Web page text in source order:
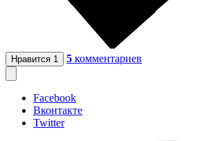
Нравится 1 5 комментариев
Facebook
Вконтакте
Twitter